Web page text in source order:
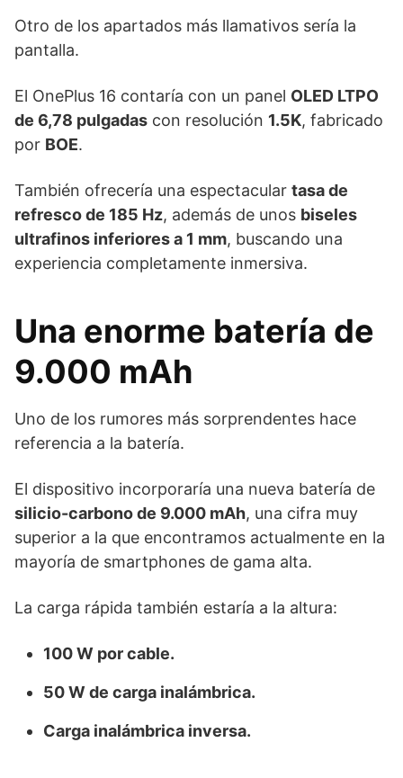
Otro de los apartados más llamativos sería la
pantalla.
El OnePlus 16 contaría con un panel OLED LTPO
de 6,78 pulgadas con resolución 1.5K, fabricado
por BOE.
También ofrecería una espectacular tasa de
refresco de 185 Hz, además de unos biseles
ultrafinos inferiores a 1 mm, buscando una
experiencia completamente inmersiva.
Una enorme batería de
9.000 mAh
Uno de los rumores más sorprendentes hace
referencia a la batería.
El dispositivo incorporaría una nueva batería de
silicio-carbono de 9.000 mAh, una cifra muy
superior a la que encontramos actualmente en la
mayoría de smartphones de gama alta.
La carga rápida también estaría a la altura:
100 W por cable.
50 W de carga inalámbrica.
Carga inalámbrica inversa.